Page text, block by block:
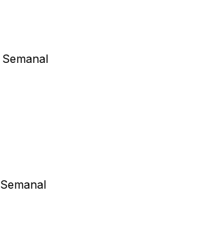
Semanal
Semanal